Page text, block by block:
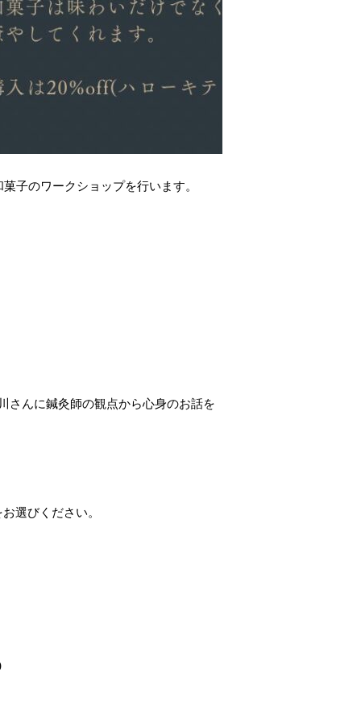
子のワークショップを行います。
んに鍼灸師の観点から心身のお話を
選びください。